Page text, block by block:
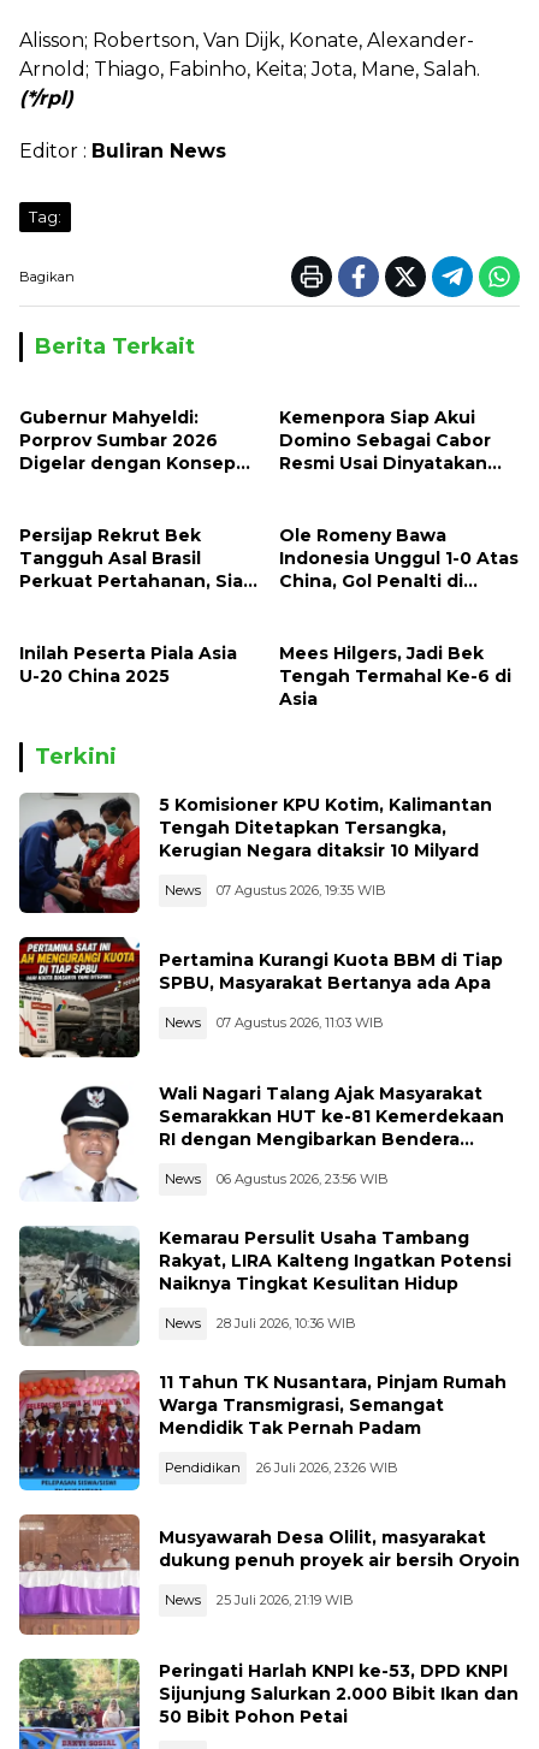
Alisson; Robertson, Van Dijk, Konate, Alexander-
Arnold; Thiago, Fabinho, Keita; Jota, Mane, Salah.
(*/rpl)
Editor : Buliran News
Tag:
Bagikan
Berita Terkait
Gubernur Mahyeldi:
Porprov Sumbar 2026
Digelar dengan Konsep
Kemenpora Siap Akui
Domino Sebagai Cabor
Resmi Usai Dinyatakan
Persijap Rekrut Bek
Tangguh Asal Brasil
Perkuat Pertahanan, Siap
Ole Romeny Bawa
Indonesia Unggul 1-0 Atas
China, Gol Penalti di
Inilah Peserta Piala Asia
U-20 China 2025
Mees Hilgers, Jadi Bek
Tengah Termahal Ke-6 di
Asia
Terkini
5 Komisioner KPU Kotim, Kalimantan
Tengah Ditetapkan Tersangka,
Kerugian Negara ditaksir 10 Milyard
News 07 Agustus 2026, 19:35 WIB
Pertamina Kurangi Kuota BBM di Tiap
SPBU, Masyarakat Bertanya ada Apa
News 07 Agustus 2026, 11:03 WIB
Wali Nagari Talang Ajak Masyarakat
Semarakkan HUT ke-81 Kemerdekaan
RI dengan Mengibarkan Bendera
News 06 Agustus 2026, 23:56 WIB
Kemarau Persulit Usaha Tambang
Rakyat, LIRA Kalteng Ingatkan Potensi
Naiknya Tingkat Kesulitan Hidup
News 28 Juli 2026, 10:36 WIB
11 Tahun TK Nusantara, Pinjam Rumah
Warga Transmigrasi, Semangat
Mendidik Tak Pernah Padam
Pendidikan 26 Juli 2026, 23:26 WIB
Musyawarah Desa Olilit, masyarakat
dukung penuh proyek air bersih Oryoin
News 25 Juli 2026, 21:19 WIB
Peringati Harlah KNPI ke-53, DPD KNPI
Sijunjung Salurkan 2.000 Bibit Ikan dan
50 Bibit Pohon Petai